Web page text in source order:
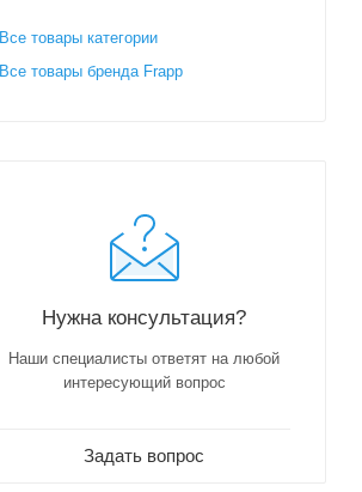
Все товары категории
Все товары бренда Frapp
Нужна консультация?
Наши специалисты ответят на любой
интересующий вопрос
Задать вопрос